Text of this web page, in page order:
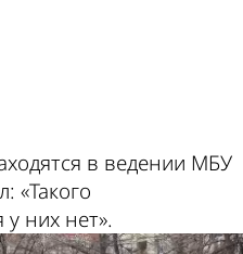
в ведении МБУ
«Такого
них нет».